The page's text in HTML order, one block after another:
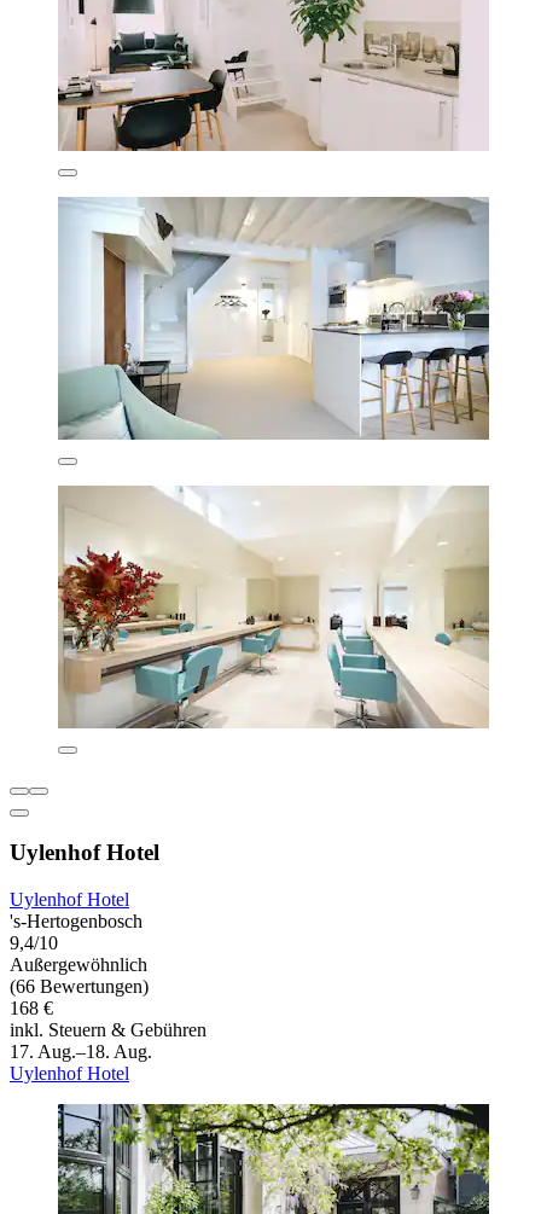
Uylenhof Hotel
Uylenhof Hotel
's-Hertogenbosch
9,4/10
Außergewöhnlich
(66 Bewertungen)
168 €
inkl. Steuern & Gebühren
17. Aug.–18. Aug.
Uylenhof Hotel